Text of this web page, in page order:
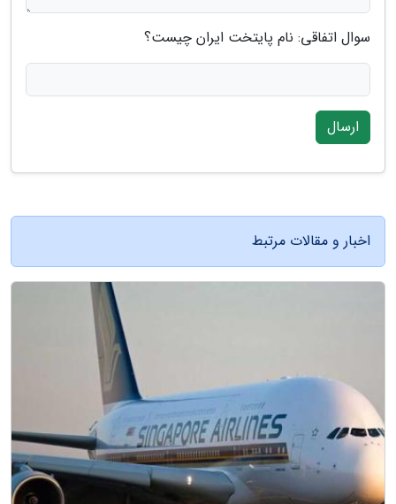
سوال اتفاقی: نام پایتخت ایران چیست؟
ارسال
اخبار و مقالات مرتبط